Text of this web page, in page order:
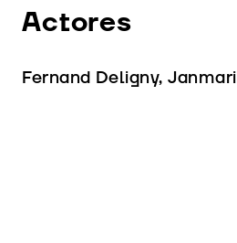
Actores
Fernand Deligny, Janmari